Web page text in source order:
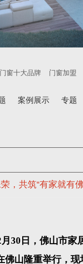
窗十大品牌 门窗加盟
案例展示 专题
，共筑“有家就有
月30日，佛山市家
山隆重举行，现